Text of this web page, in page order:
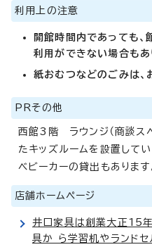
利用上の注意
開館時間内であっても、
利用ができない場合もあ
紙おむつなどのごみは、
PRその他
西館3階 ラウンジ（商談ス
たキッズルームを設置してい
ベビーカーの貸出もあります
店舗ホームページ
井口家具は創業大正15年
具か ら学習机やランド